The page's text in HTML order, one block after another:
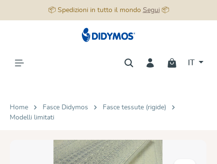
📦 Spedizioni in tutto il mondo Segui📦
Home Fasce Didymos
Fasce tessute (rigide)
Modelli limitati
Salta la galleria di immagini